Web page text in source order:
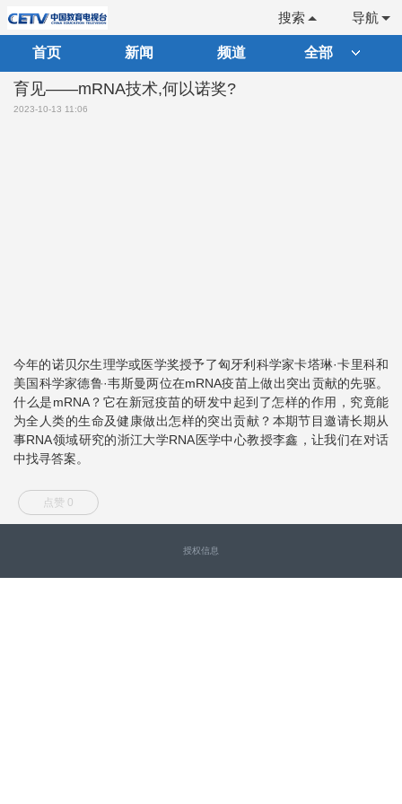
导航
搜索
首页 新闻 频道 全部
育见——mRNA技术,何以诺奖?
2023-10-13 11:06
今年的诺贝尔生理学或医学奖授予了匈牙利科学家卡塔琳·卡里科和
美国科学家德鲁·韦斯曼两位在mRNA疫苗上做出突出贡献的先驱。
什么是mRNA？它在新冠疫苗的研发中起到了怎样的作用，究竟能
为全人类的生命及健康做出怎样的突出贡献？本期节目邀请长期从
事RNA领域研究的浙江大学RNA医学中心教授李鑫，让我们在对话
中找寻答案。
点赞 0
授权信息